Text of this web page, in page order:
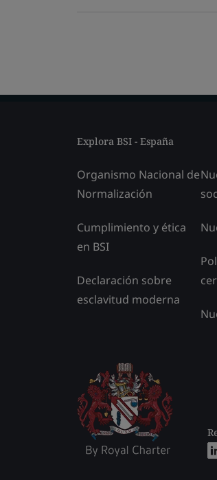
Explora BSI - España
Organismo Nacional de
Normalización
Cumplimiento y ética
en BSI
Declaración sobre
esclavitud moderna